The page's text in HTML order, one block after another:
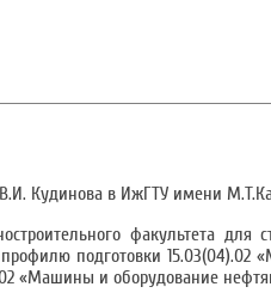
Кудинова в ИжГТУ имени
факультета для
подготовки
«Машины и оборудование